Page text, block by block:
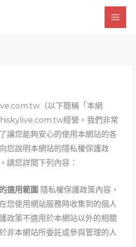
（以下簡稱「本網
經營。我們非常
讓您能夠安心的使用本網站的各
您說明本網站的隱私權保護政
請您詳閱下列內容：
適用範圍 隱私權保護政策內容，
您使用網站服務時收集到的個人
政策不適用於本網站以外的相關
非本網站所委託或參與管理的人